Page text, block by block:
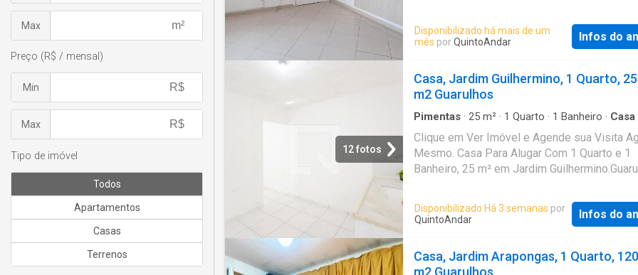
Disponibilizado há mais de um
mês porQuintoAndar Infos do
12 fotos
Casa, Jardim Guilhermino, 1 Quarto, 25
m2 Guarulhos
Pimentas · 25 m² · 1 Quarto · 1 Banheiro · Casa
Clique em Ver Imóvel e Agende sua Visita
Mesmo. Casa Para Alugar Com 1 Quarto e 1
Banheiro, 25 m² em Jardim
Disponibilizado Há 3 semanas por
QuintoAndar
Infos do
Casa, Jardim Arapongas, 1 Quarto, 120
m2 Guarulhos
Max
Preço (R$ / mensal)
Min
Max
Tipo de imóvel
Todos
Apartamentos
Casas
Terrenos